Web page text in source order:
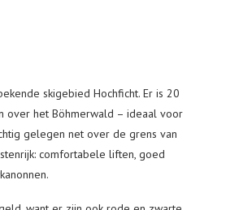
skigebied Hochficht. Er is 20
over het Böhmerwald – ideaal voor
gelegen net over de grens van
comfortabele liften, goed